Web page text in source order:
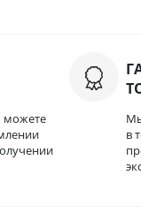
можете
в